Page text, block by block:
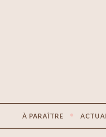
À PARAÎTRE